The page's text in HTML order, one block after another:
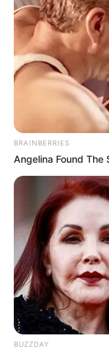
BRAINBERRIES
Angelina Found The
BUZZDAY